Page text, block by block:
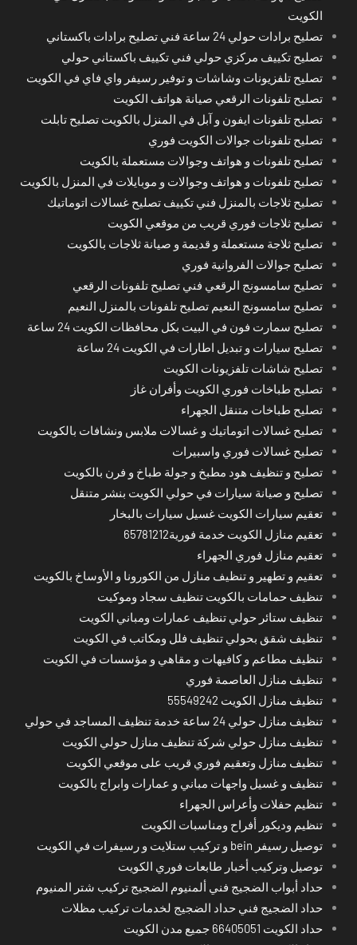
الكويت
تصليح برادات حولي 24 ساعة فني تصليح برادات باكستاني
تصليح تكييف مركزي حولي فني تكييف باكستاني حولي
تصليح تلفزيونات وشاشات و توفير رسيفر واي فاي في الكويت
تصليح تلفونات الرقعي صيانة هواتف الكويت
تصليح تلفونات ايفون و آبل في المنزل بالكويت تصليح تابلت
تصليح تلفونات جوالات الكويت فوري
تصليح تلفونات و هواتف وجوالات مستعملة بالكويت
تصليح تلفونات و هواتف وجوالات و موبايلات في المنزل بالكويت
تصليح ثلاجات بالمنزل فني تكييف تصليح غسالات اتوماتيك
تصليح ثلاجات فوري قريب من موقعي الكويت
تصليح ثلاجة مستعملة و قديمة و صيانة ثلاجات بالكويت
تصليح جوالات الفروانية فوري
تصليح سامسونج الرقعي فني تصليح تلفونات الرقعي
تصليح سامسونج النعيم تصليح تلفونات بالمنزل النعيم
تصليح سمارت فون في البيت بكل محافظات الكويت 24 ساعة
تصليح سيارات و تبديل اطارات في الكويت 24 ساعة
تصليح شاشات تلفزيونات الكويت
تصليح طباخات فوري الكويت وأفران غاز
تصليح طباخات متنقل الجهراء
تصليح غسالات اتوماتيك و غسالات ملابس ونشافات بالكويت
تصليح غسالات فوري واسبيرات
تصليح و تنظيف هود مطبخ و جولة طباخ و فرن بالكويت
تصليح و صيانة سيارات في حولي الكويت بنشر متنقل
تعقيم سيارات الكويت غسيل سيارات بالبخار
تعقيم منازل الكويت خدمة فورية65781212
تعقيم منازل فوري الجهراء
تعقيم و تطهير و تنظيف منازل من الكورونا و الأوساخ بالكويت
تنظيف حمامات بالكويت تنظيف سجاد وموكيت
تنظيف ستائر حولي تنظيف عمارات ومباني الكويت
تنظيف شقق بحولي تنظيف فلل ومكاتب في الكويت
تنظيف مطاعم و كافيهات و مقاهي و مؤسسات في الكويت
تنظيف منازل العاصمة فوري
تنظيف منازل الكويت 55549242
تنظيف منازل حولي 24 ساعة خدمة تنظيف المساجد في حولي
تنظيف منازل حولي شركة تنظيف منازل حولي الكويت
تنظيف منازل وتعقيم فوري قريب على موقعي الكويت
تنظيف و غسيل واجهات مباني و عمارات وابراج بالكويت
تنظيم حفلات وأعراس الجهراء
تنظيم وديكور أفراح ومناسبات الكويت
توصيل رسيفر bein و تركيب ستلايت و رسيفرات في الكويت
توصيل وتركيب أخبار طابعات فوري الكويت
حداد أبواب الضجيج فني ألمنيوم الضجيج تركيب شتر المنيوم
حداد الضجيج فني حداد الضجيج لخدمات تركيب مظلات
حداد الكويت 66405051 جميع مدن الكويت